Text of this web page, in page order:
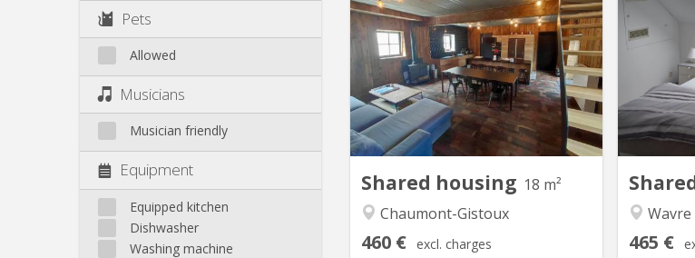
Pets
Allowed
Musicians
Musician friendly
Equipment
Equipped kitchen
Dishwasher
Washing machine
Shared housing 18 m²
Chaumont-Gistoux
460 € excl. charges
A 10 minutes de LLN, 5 minutes du
Domaine du Blé, 10 minutes de Wavre
: Magnifique maison en colocation
comprenant 4 chambres, de grands
espaces communs dont un salon de
jeux, une buanderie, une cuisine super
équipée, un jardin et une très grande
terrasse dans un environnement
Wavre
465 €
maison
le
2ème
bain ,
ème , 3
wc